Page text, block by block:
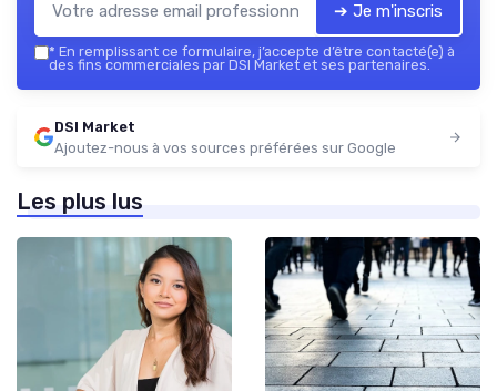
➔ Je m'inscris
* En remplissant ce formulaire, j’accepte d’être contacté(e) à
des fins commerciales par DSI Market et ses partenaires.
DSI Market
Ajoutez-nous à vos sources préférées sur Google
Les plus lus